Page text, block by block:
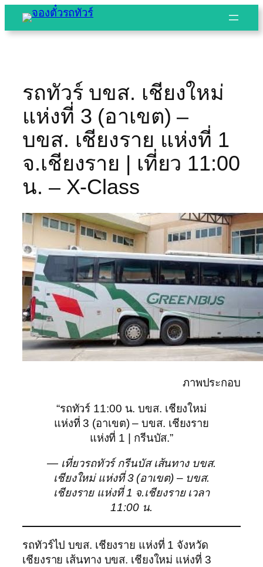
Skip
รถทัวร์ บขส. เชียงใหม่
แห่งที่ 3 (อาเขต) –
บขส. เชียงราย แห่งที่ 1
จ.เชียงราย | เที่ยว 11:00
น. – X-Class
ภาพประกอบ
“รถทัวร์ 11:00 น. บขส. เชียงใหม่
แห่งที่ 3 (อาเขต) – บขส. เชียงราย
แห่งที่ 1 | กรีนบัส.”
— เที่ยวรถทัวร์ กรีนบัส เส้นทาง บขส.
เชียงใหม่ แห่งที่ 3 (อาเขต) – บขส.
เชียงราย แห่งที่ 1 จ.เชียงราย เวลา
11:00 น.
รถทัวร์ไป บขส. เชียงราย แห่งที่ 1 จังหวัด
เชียงราย เส้นทาง บขส. เชียงใหม่ แห่งที่ 3